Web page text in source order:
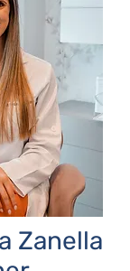
Zanella